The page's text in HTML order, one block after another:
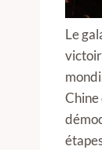
Le
Chine